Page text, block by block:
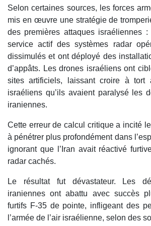
Selon certaines sources, les forces
mis en œuvre une stratégie de
des premières attaques israéliennes
service actif des systèmes radar
dissimulés et ont déployé des
d’appâts. Les drones israéliens ont
sites artificiels, laissant croire à tort
israéliens qu’ils avaient paralysé les
iraniennes.
Cette erreur de calcul critique a incité
à pénétrer plus profondément dans
ignorant que l’Iran avait réactivé
radar cachés.
Le résultat fut dévastateur. Les
iraniennes ont abattu avec succès
furtifs F-35 de pointe, infligeant des
l’armée de l’air israélienne, selon des